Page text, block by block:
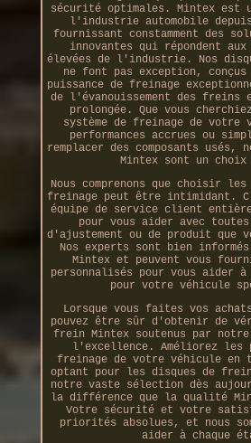
sécurité optimales. Mintex est un
l'industrie automobile
fournissant constamment des
innovantes qui répondent
élevées de l'industrie. Nos
ne font pas exception,
puissance de freinage
de l'évanouissement des freins
prolongée. Que vous
système de freinage de votre
performances accrues ou
remplacer des composants usés,
Mintex sont un
Nous comprenons que choisir les
freinage peut être intimidant.
équipe de service client
pour vous aider avec
d'ajustement ou de produit que
Nos experts sont bien
Mintex et peuvent vous
personnalisés pour vous aider
pour votre véhicule
Lorsque vous faites vos
pouvez être sûr d'obtenir de
frein Mintex soutenus par notre
l'excellence. Améliorez les
freinage de votre véhicule en
optant pour les disques de
notre vaste sélection dès
la différence que la qualité
Votre sécurité et votre
priorités absolues, et nous
aider à chaque